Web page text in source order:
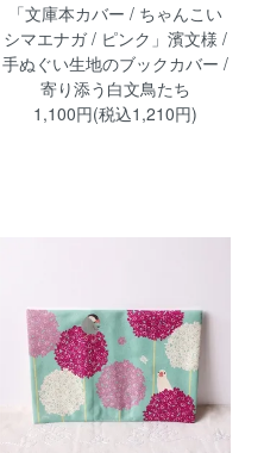
「文庫本カバー / ちゃんこい
シマエナガ / ピンク」濱文様 /
手ぬぐい生地のブックカバー /
寄り添う白文鳥たち
1,100円(税込1,210円)